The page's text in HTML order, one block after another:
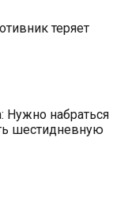
теряет
Нужно набраться
шестидневную